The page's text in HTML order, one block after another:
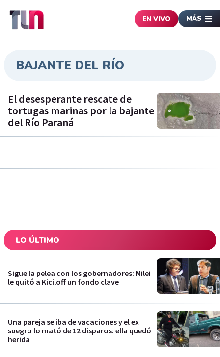
EN VIVO MÁS
BAJANTE DEL RÍO
El desesperante rescate de
tortugas marinas por la bajante
del Río Paraná
LO ÚLTIMO
Sigue la pelea con los gobernadores: Milei
le quitó a Kiciloff un fondo clave
Una pareja se iba de vacaciones y el ex
suegro lo mató de 12 disparos: ella quedó
herida